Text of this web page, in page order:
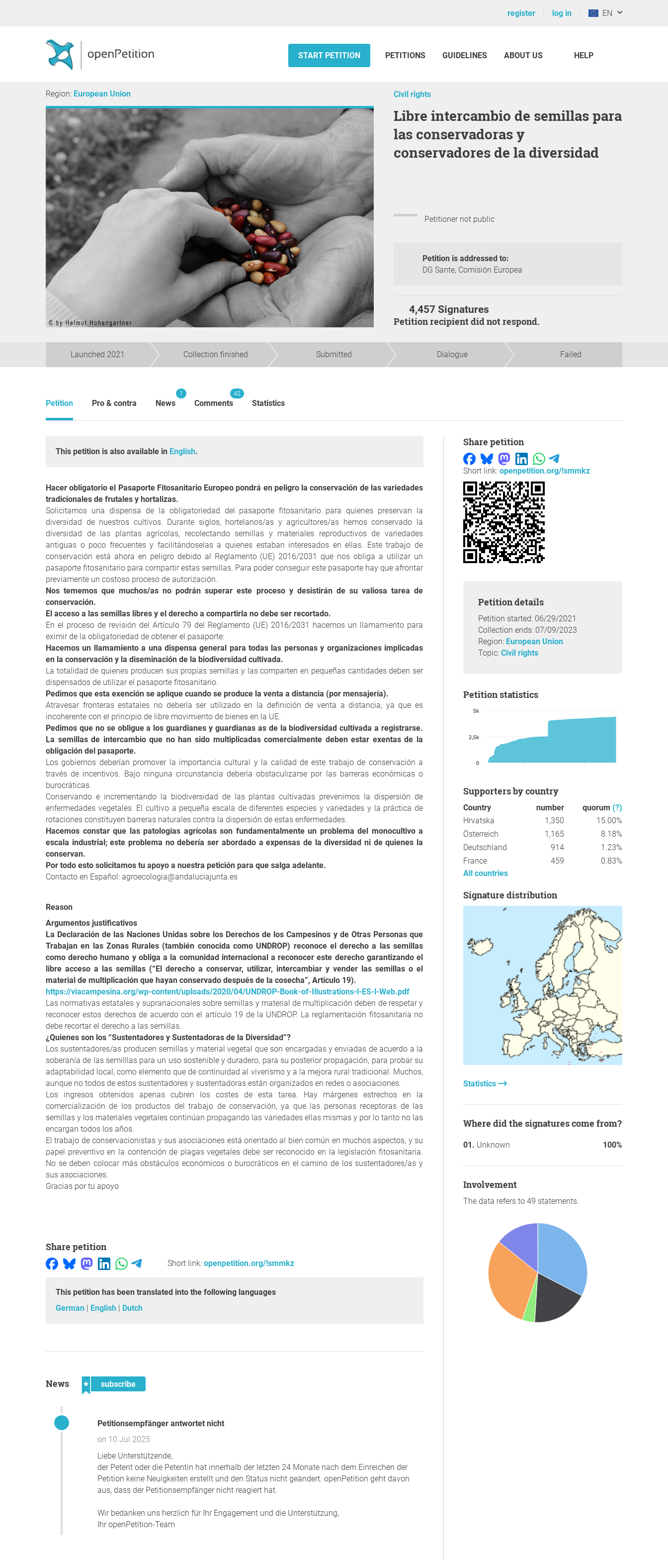
register log in EN
START PETITION PETITIONS GUIDELINES ABOUT US HELP
Region: European Union Civil rights
Libre intercambio de semillas para
las conservadoras y
conservadores de la diversidad
Petitioner not public
Petition is addressed to:
DG Sante, Comisión Europea
4,457 Signatures
Petition recipient did not respond.
Launched 2021 Collection finished Submitted Dialogue Failed
Petition Pro & contra News
1
Comments
42
Statistics
This petition is also available in English.
Hacer obligatorio el Pasaporte Fitosanitario Europeo pondrá en peligro la conservación de las variedades
tradicionales de frutales y hortalizas.
Solicitamos una dispensa de la obligatoriedad del pasaporte fitosanitario para quienes preservan la
diversidad de nuestros cultivos. Durante siglos, hortelanos/as y agricultores/as hemos conservado la
diversidad de las plantas agrícolas, recolectando semillas y materiales reproductivos de variedades
antiguas o poco frecuentes y facilitándoselas a quienes estaban interesados en ellas. Este trabajo de
conservación está ahora en peligro debido al Reglamento (UE) 2016/2031 que nos obliga a utilizar un
pasaporte fitosanitario para compartir estas semillas. Para poder conseguir este pasaporte hay que afrontar
previamente un costoso proceso de autorización.
Nos tememos que muchos/as no podrán superar este proceso y desistirán de su valiosa tarea de
conservación.
El acceso a las semillas libres y el derecho a compartirla no debe ser recortado.
En el proceso de revisión del Artículo 79 del Reglamento (UE) 2016/2031 hacemos un llamamiento para
eximir de la obligatoriedad de obtener el pasaporte:
Hacemos un llamamiento a una dispensa general para todas las personas y organizaciones implicadas
en la conservación y la diseminación de la biodiversidad cultivada.
La totalidad de quienes producen sus propias semillas y las comparten en pequeñas cantidades deben ser
dispensados de utilizar el pasaporte fitosanitario.
Pedimos que esta exención se aplique cuando se produce la venta a distancia (por mensajería).
Atravesar fronteras estatales no debería ser utilizado en la definición de venta a distancia, ya que es
incoherente con el principio de libre movimiento de bienes en la UE.
Pedimos que no se obligue a los guardianes y guardianas as de la biodiversidad cultivada a registrarse.
La semillas de intercambio que no han sido multiplicadas comercialmente deben estar exentas de la
obligación del pasaporte.
Los gobiernos deberían promover la importancia cultural y la calidad de este trabajo de conservación a
través de incentivos. Bajo ninguna circunstancia debería obstaculizarse por las barreras económicas o
burocráticas.
Conservando e incrementando la biodiversidad de las plantas cultivadas prevenimos la dispersión de
enfermedades vegetales. El cultivo a pequeña escala de diferentes especies y variedades y la práctica de
rotaciones constituyen barreras naturales contra la dispersión de estas enfermedades.
Hacemos constar que las patologías agrícolas son fundamentalmente un problema del monocultivo a
escala industrial; este problema no debería ser abordado a expensas de la diversidad ni de quienes la
conservan.
Por todo esto solicitamos tu apoyo a nuestra petición para que salga adelante.
Contacto en Español: agroecologia@andaluciajunta.es
Reason
Argumentos justificativos
La Declaración de las Naciones Unidas sobre los Derechos de los Campesinos y de Otras Personas que
Trabajan en las Zonas Rurales (también conocida como UNDROP) reconoce el derecho a las semillas
como derecho humano y obliga a la comunidad internacional a reconocer este derecho garantizando el
libre acceso a las semillas (“El derecho a conservar, utilizar, intercambiar y vender las semillas o el
material de multiplicación que hayan conservado después de la cosecha”, Artículo 19).
https://viacampesina.org/wp-content/uploads/2020/04/UNDROP-Book-of-Illustrations-l-ES-l-Web.pdf
Las normativas estatales y supranacionales sobre semillas y material de multiplicación deben de respetar y
reconocer estos derechos de acuerdo con el artículo 19 de la UNDROP. La reglamentación fitosanitaria no
debe recortar el derecho a las semillas.
¿Quienes son los “Sustentadores y Sustentadoras de la Diversidad”?
Los sustentadores/as producen semillas y material vegetal que son encargadas y enviadas de acuerdo a la
soberanía de las semilllas para un uso sostenible y duradero, para su posterior propagación, para probar su
adaptabilidad local, como elemento que de continuidad al viverismo y a la mejora rural tradicional. Muchos,
aunque no todos de estos sustentadores y sustentadoras están organizados en redes o asociaciones.
Los ingresos obtenidos apenas cubren los costes de esta tarea. Hay márgenes estrechos en la
comercialización de los productos del trabajo de conservación, ya que las personas receptoras de las
semillas y los materiales vegetales continúan propagando las variedades ellas mismas y por lo tanto no las
encargan todos los años.
El trabajo de conservacionistas y sus asociaciones está orientado al bien común en muchos aspectos, y su
papel preventivo en la contención de plagas vegetales debe ser reconocido en la legislación fitosanitaria.
No se deben colocar más obstáculos económicos o burocráticos en el camino de los sustentadores/as y
sus asociaciones.
Gracias por tu apoyo
Share petition
Short link: openpetition.org/!smmkz
This petition has been translated into the following languages
German
English Dutch
News subscribe
Petitionsempfänger antwortet nicht
on 10 Jul 2025
Liebe Unterstützende,
der Petent oder die Petentin hat innerhalb der letzten 24 Monate nach dem Einreichen der
Petition keine Neuigkeiten erstellt und den Status nicht geändert. openPetition geht davon
aus, dass der Petitionsempfänger nicht reagiert hat.
Wir bedanken uns herzlich für Ihr Engagement und die Unterstützung,
Ihr openPetition-Team
Share petition
Short link: openpetition.org/!smmkz
Petition details
Petition started: 06/29/2021
Collection ends: 07/09/2023
Region: European Union
Topic: Civil rights
Petition statistics
0
2,5k
5k
Supporters by country
Country number quorum (?)
Hrvatska
1,350
15.00%
Österreich
1,165
8.18%
Deutschland
914
1.23%
France
459
0.83%
All countries
Signature distribution
Statistics
Where did the signatures come from?
Unknown 100%
involvement
The data refers to 49 statements.